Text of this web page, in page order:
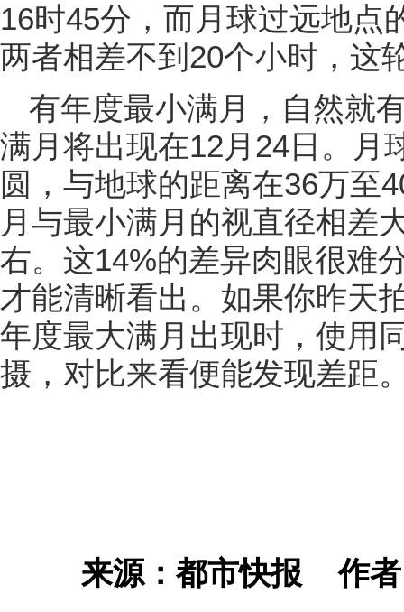
16时45分，而月球过远地点
两者相差不到20个小时，这
有年度最小满月，自然就
满月将出现在12月24日。月
圆，与地球的距离在36万至
月与最小满月的视直径相差
右。这14%的差异肉眼很难
才能清晰看出。如果你昨天
年度最大满月出现时，使用
摄，对比来看便能发现差距
来源：都市快报作